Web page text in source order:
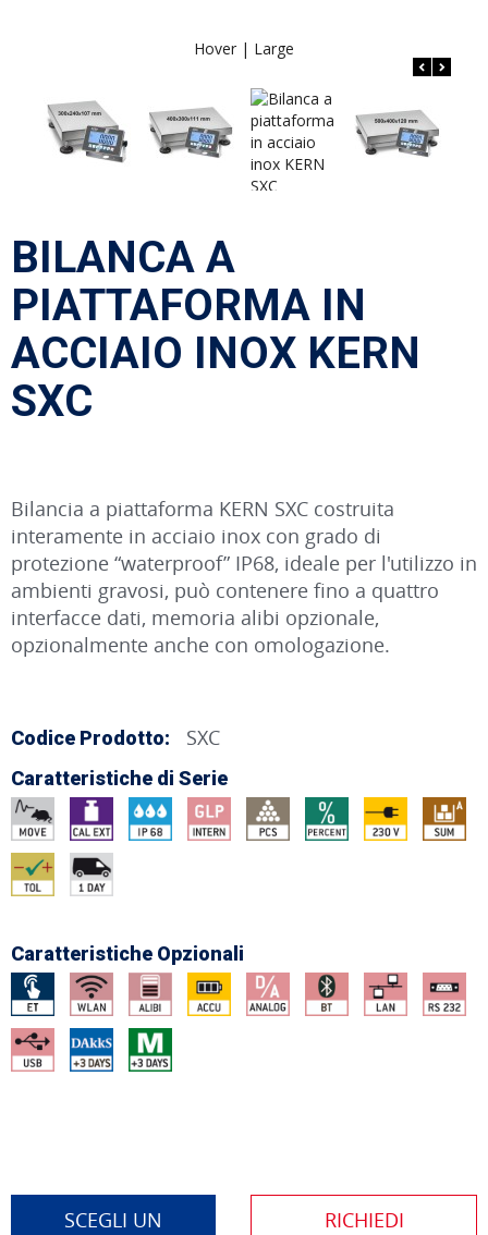
Hover | Large
BILANCA A
PIATTAFORMA IN
ACCIAIO INOX KERN
SXC
Bilancia a piattaforma KERN SXC costruita
interamente in acciaio inox con grado di
protezione “waterproof” IP68, ideale per l'utilizzo in
ambienti gravosi, può contenere fino a quattro
interfacce dati, memoria alibi opzionale,
opzionalmente anche con omologazione.
Codice Prodotto: SXC
Caratteristiche di Serie
Caratteristiche Opzionali
SCEGLI UN